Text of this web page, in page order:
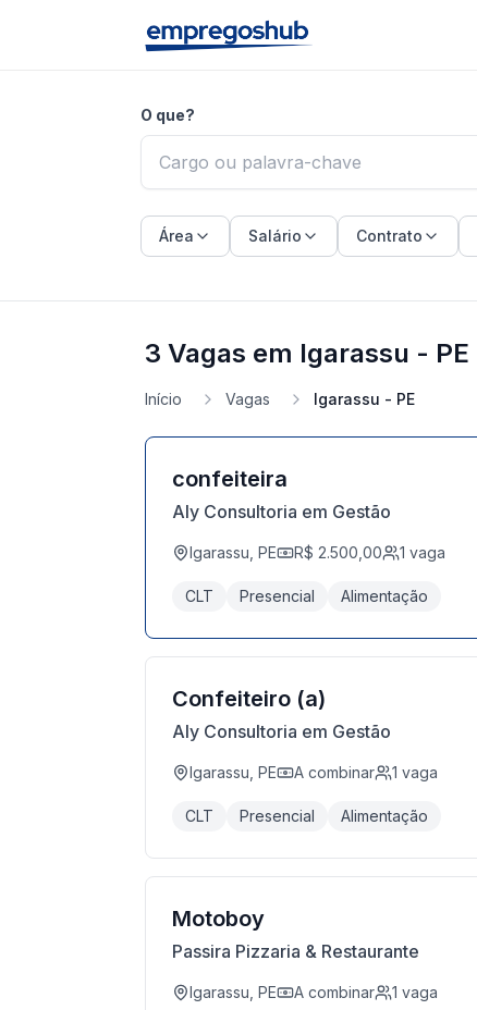
O que?
Área Salário Contrato
3 Vagas em Igarassu - PE
Início Vagas Igarassu - PE
confeiteira
Aly Consultoria em Gestão
Igarassu, PE R$ 2.500,00 1 vaga
CLT Presencial Alimentação
Confeiteiro (a)
Aly Consultoria em Gestão
Igarassu, PE A combinar 1 vaga
CLT Presencial Alimentação
Motoboy
Passira Pizzaria & Restaurante
Igarassu, PE A combinar 1 vaga